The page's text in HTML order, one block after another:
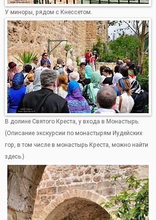
У миноры, рядом с Кнессетом.
В долине Святого Креста, у входа в Монастырь.
(Описание экскурсии по монастырям Иудейских
гор, в том числе в монастырь Креста, можно найти
здесь.)